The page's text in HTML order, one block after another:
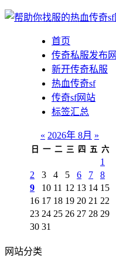
首页
传奇私服发布网
新开传奇私服
热血传奇sf
传奇sf网站
标签汇总
« 2026年 8月 »
日 一 二 三 四 五 六
1
2
3 4 5 6 7
8
9
10 11 12 13 14 15
16 17 18 19 20 21 22
23 24 25 26 27 28 29
30 31
网站分类